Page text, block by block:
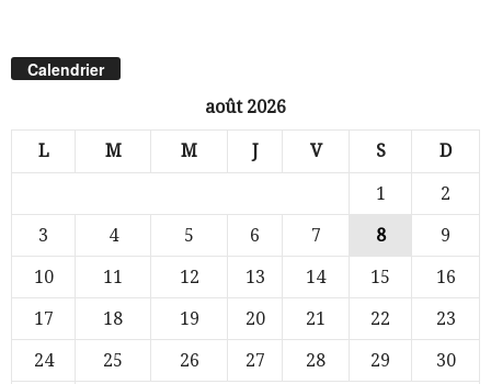
Calendrier
août 2026
L M M J V S D
1
2
3
4 5 6 7 8
9
10
11 12 13 14 15
16
17
18 19 20 21 22
23
24
25 26 27 28 29
30